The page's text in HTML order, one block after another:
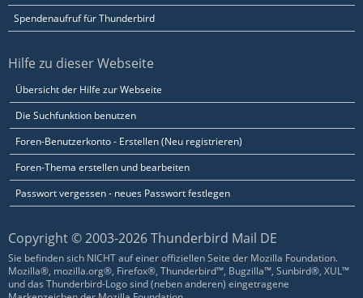
Spendenaufruf für Thunderbird
Hilfe zu dieser Webseite
Übersicht der Hilfe zur Webseite
Die Suchfunktion benutzen
Foren-Benutzerkonto - Erstellen (Neu registrieren)
Foren-Thema erstellen und bearbeiten
Passwort vergessen - neues Passwort festlegen
Copyright © 2003-2026 Thunderbird Mail DE
Sie befinden sich NICHT auf einer offiziellen Seite der Mozilla Foundation.
Mozilla®, mozilla.org®, Firefox®, Thunderbird™, Bugzilla™, Sunbird®, XUL™
und das Thunderbird-Logo sind (neben anderen) eingetragene